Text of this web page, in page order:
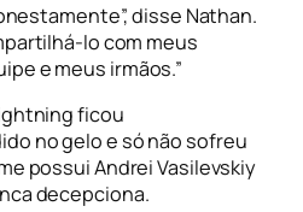
disse Nathan.
lo com meus
e meus irmãos.”
ficou
no gelo e só não sofreu
possui Andrei Vasilevskiy
decepciona.